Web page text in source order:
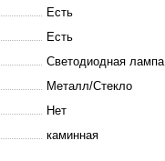
Есть
Есть
Светодиодная лампа
Металл/Стекло
Нет
каминная